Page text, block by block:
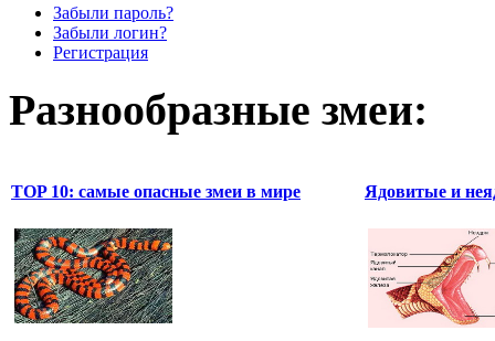
Забыли пароль?
Забыли логин?
Регистрация
Разнообразные змеи:
TOP 10: самые опасные змеи в мире Ядовитые и